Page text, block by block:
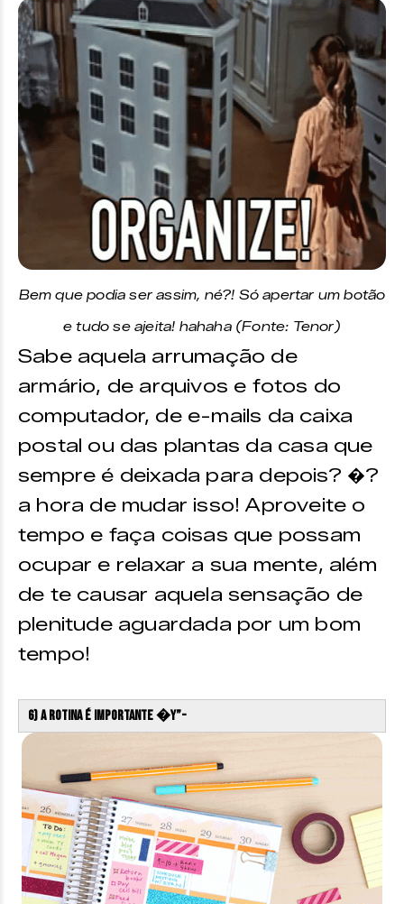
Bem que podia ser assim, né?! Só apertar um botão
e tudo se ajeita! hahaha (Fonte: Tenor)
Sabe aquela arrumação de
armário, de arquivos e fotos do
computador, de e-mails da caixa
postal ou das plantas da casa que
sempre é deixada para depois? �?
a hora de mudar isso! Aproveite o
tempo e faça coisas que possam
ocupar e relaxar a sua mente, além
de te causar aquela sensação de
plenitude aguardada por um bom
tempo!
6) A rotina é importante �Y”-